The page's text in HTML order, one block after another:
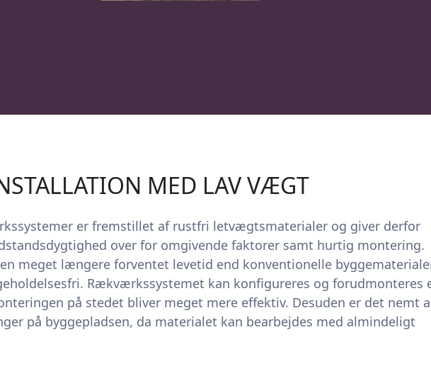
MED LAV VÆGT
er fremstillet af rustfri letvægtsmaterialer og giver derfor
over for omgivende faktorer samt hurtig montering.
meget længere forventet levetid end konventionelle
Rækværkssystemet kan konfigureres og forudmonteres
på stedet bliver meget mere effektiv. Desuden er det nemt
på byggepladsen, da materialet kan bearbejdes med almindeligt